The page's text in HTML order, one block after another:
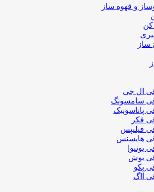
و قهوه ساز
ساز
ال جی
سامسونگ
پاناسونیک
فکر
فیلیپس
هایسنس
یونیوا
بوش
بکو
آاگ